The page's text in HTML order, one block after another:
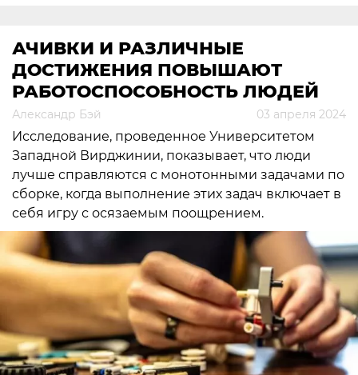
АЧИВКИ И РАЗЛИЧНЫЕ
ДОСТИЖЕНИЯ ПОВЫШАЮТ
РАБОТОСПОСОБНОСТЬ ЛЮДЕЙ
Александр Бэй 03 апреля 2024
Исследование, проведенное Университетом
Западной Вирджинии, показывает, что люди
лучше справляются с монотонными задачами по
сборке, когда выполнение этих задач включает в
себя игру с осязаемым поощрением.